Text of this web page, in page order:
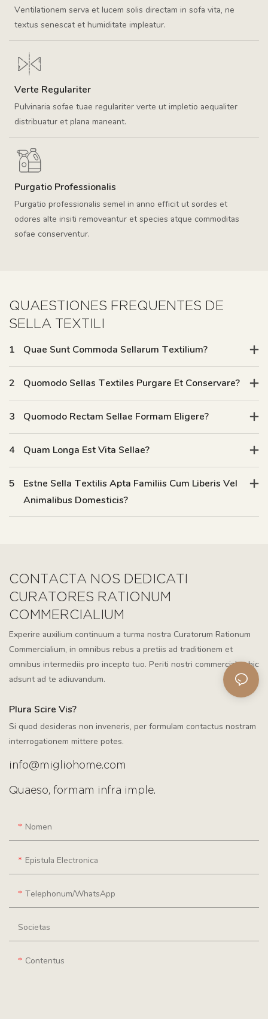
Ventilationem serva et lucem solis directam in sofa vita, ne
textus senescat et humiditate impleatur.
Verte Regulariter
Pulvinaria sofae tuae regulariter verte ut impletio aequaliter
distribuatur et plana maneant.
Purgatio Professionalis
Purgatio professionalis semel in anno efficit ut sordes et
odores alte insiti removeantur et species atque commoditas
sofae conserventur.
QUAESTIONES FREQUENTES DE
SELLA TEXTILI
1 Quae Sunt Commoda Sellarum Textilium?
2 Quomodo Sellas Textiles Purgare Et Conservare?
3 Quomodo Rectam Sellae Formam Eligere?
4 Quam Longa Est Vita Sellae?
5
Estne Sella Textilis Apta Familiis Cum Liberis Vel
Animalibus Domesticis?
CONTACTA NOS DEDICATI
CURATORES RATIONUM
COMMERCIALIUM
Experire auxilium continuum a turma nostra Curatorum Rationum
Commercialium, in omnibus rebus a pretiis ad traditionem et
omnibus intermediis pro incepto tuo. Periti nostri commerciales hic
adsunt ad te adiuvandum.
Plura Scire Vis?
Si quod desideras non inveneris, per formulam contactus nostram
interrogationem mittere potes.
info@migliohome.com
Quaeso, formam infra imple.
Nomen
Epistula Electronica
Telephonum/WhatsApp
Societas
Contentus